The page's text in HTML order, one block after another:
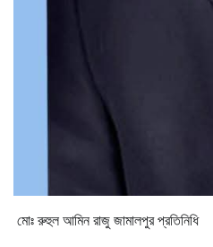
মোঃ রুহুল আমিন রাজু জামালপুর প্রতিনিধি